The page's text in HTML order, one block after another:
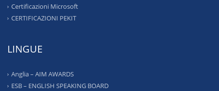
Certificazioni Microsoft
CERTIFICAZIONI PEKIT
LINGUE
Anglia – AIM AWARDS
ESB – ENGLISH SPEAKING BOARD